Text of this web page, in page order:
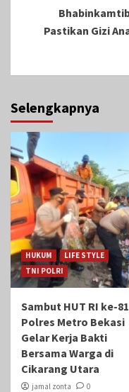
Pastikan Gizi
Selengkapnya
HUKUM
LIFE STYLE
TNI POLRI
Sambut HUT RI ke-
Polres Metro Bekasi
Gelar Kerja Bakti
Bersama Warga di
Cikarang Utara
jamal zonta 0